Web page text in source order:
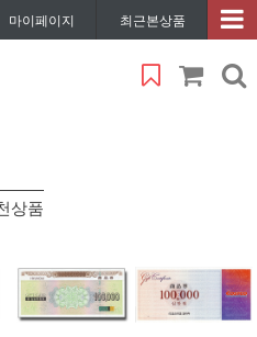
마이페이지 최근본상품
상품